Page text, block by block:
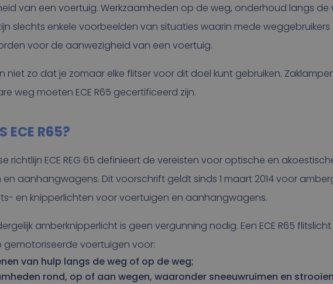
van een voertuig. Werkzaamheden op de weg, onderhoud langs
slechts enkele voorbeelden van situaties waarin mede
voor de aanwezigheid van een voertuig.
niet zo dat je zomaar elke flitser voor dit doel kunt gebruiken.
weg moeten ECE R65 gecertificeerd zijn.
ECE R65?
richtlijn ECE REG 65 definieert de vereisten voor optische en
aanhangwagens. Dit voorschrift geldt sinds 1 maart 2014 voor
en knipperlichten voor voertuigen en aanhangwagens.
amberknipperlicht is geen vergunning nodig. Een ECE R65
voertuigen voor:
van hulp langs de weg of op de weg;
rond, op of aan wegen, waaronder sneeuwruimen en